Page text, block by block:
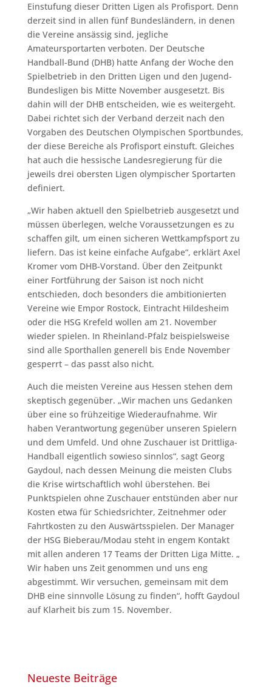
Einstufung dieser Dritten Ligen als Profisport. Denn
derzeit sind in allen fünf Bundesländern, in denen
die Vereine ansässig sind, jegliche
Amateursportarten verboten. Der Deutsche
Handball-Bund (DHB) hatte Anfang der Woche den
Spielbetrieb in den Dritten Ligen und den Jugend-
Bundesligen bis Mitte November ausgesetzt. Bis
dahin will der DHB entscheiden, wie es weitergeht.
Dabei richtet sich der Verband derzeit nach den
Vorgaben des Deutschen Olympischen Sportbundes,
der diese Bereiche als Profisport einstuft. Gleiches
hat auch die hessische Landesregierung für die
jeweils drei obersten Ligen olympischer Sportarten
definiert.
„Wir haben aktuell den Spielbetrieb ausgesetzt und
müssen überlegen, welche Voraussetzungen es zu
schaffen gilt, um einen sicheren Wettkampfsport zu
liefern. Das ist keine einfache Aufgabe“, erklärt Axel
Kromer vom DHB-Vorstand. Über den Zeitpunkt
einer Fortführung der Saison ist noch nicht
entschieden, doch besonders die ambitionierten
Vereine wie Empor Rostock, Eintracht Hildesheim
oder die HSG Krefeld wollen am 21. November
wieder spielen. In Rheinland-Pfalz beispielsweise
sind alle Sporthallen generell bis Ende November
gesperrt – das passt also nicht.
Auch die meisten Vereine aus Hessen stehen dem
skeptisch gegenüber. „Wir machen uns Gedanken
über eine so frühzeitige Wiederaufnahme. Wir
haben Verantwortung gegenüber unseren Spielern
und dem Umfeld. Und ohne Zuschauer ist Drittliga-
Handball eigentlich sowieso sinnlos“, sagt Georg
Gaydoul, nach dessen Meinung die meisten Clubs
die Krise wirtschaftlich wohl überstehen. Bei
Punktspielen ohne Zuschauer entstünden aber nur
Kosten etwa für Schiedsrichter, Zeitnehmer oder
Fahrtkosten zu den Auswärtsspielen. Der Manager
der HSG Bieberau/Modau steht in engem Kontakt
mit allen anderen 17 Teams der Dritten Liga Mitte. „
Wir haben uns Zeit genommen und uns eng
abgestimmt. Wir versuchen, gemeinsam mit dem
DHB eine sinnvolle Lösung zu finden“, hofft Gaydoul
auf Klarheit bis zum 15. November.
Neueste Beiträge